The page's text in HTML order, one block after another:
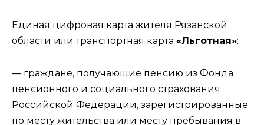
Единая цифровая карта жителя Рязанской
области или транспортная карта «Льготная»:
— граждане, получающие пенсию из Фонда
пенсионного и социального страхования
Российской Федерации, зарегистрированные
по месту жительства или месту пребывания в